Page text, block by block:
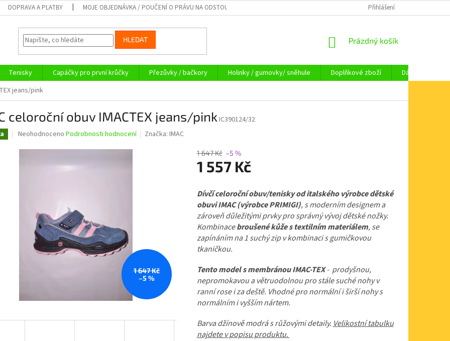
DOPRAVA A PLATBY MOJE OBJEDNÁVKA / POUČENÍ O PRÁVU NA ODSTOUPENÍ OD SMLOUVY KAMENNÁ PRODEJNA
Přihlášení
HLEDAT
NÁKUPNÍ
Prázdný košík
Tenisky Capáčky pro první krůčky Přezůvky / bačkory Holinky / gumovky/ sněhule Doplňkové zboží
Dárkové
jeans/pink
celoroční obuv IMACTEX jeans/pink IC390124/32
Průměrné
produktu
Neohodnoceno Podrobnosti hodnocení Značka:IMAC
1 647 Kč
–5 %
1 647 Kč –5 %
1 557 Kč
cena:
Dívčí celoroční obuv/tenisky od italského výrobce dětské
obuvi IMAC (výrobce PRIMIGI), s moderním designem a
zároveň důležitými prvky pro správný vývoj dětské nožky.
Kombinacebroušené kůže s textilním materiálem, se
zapínáním na 1 suchý zip v kombinaci s gumičkovou
tkaničkou.
Tento model s membránou IMAC-TEX- prodyšnou,
nepromokavou a větruodolnou pro stále suché nohy v
ranní rose i za deště. Vhodné pro normální i širší nohy s
normálním i vyšším nártem.
Barva džínově modrá s růžovými detaily.Velikostní tabulku
najdete v popisu produktu.